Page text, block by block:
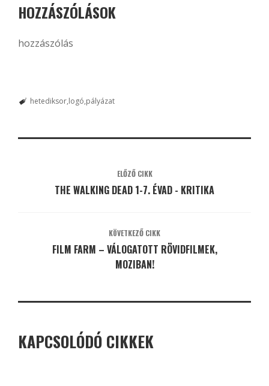
HOZZÁSZÓLÁSOK
hozzászólás
hetediksor logó pályázat
ELŐZŐ CIKK
THE WALKING DEAD 1-7. ÉVAD - KRITIKA
KÖVETKEZŐ CIKK
FILM FARM – VÁLOGATOTT RÖVIDFILMEK,
MOZIBAN!
KAPCSOLÓDÓ CIKKEK